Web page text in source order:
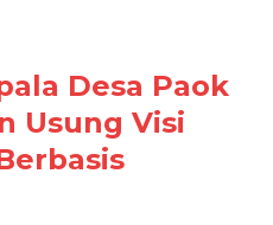
Desa Paok
Usung Visi